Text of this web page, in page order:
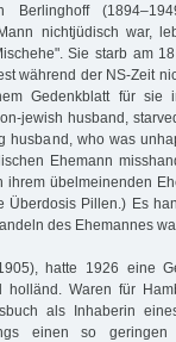
Berlinghoff
nichtjüdisch war,
Sie starb am
während der NS-Zeit
Gedenkblatt für sie
jewish husband,
husband, who was
Ehemann
übelmeinenden
Überdosis Pillen.) Es
des Ehemannes
hatte 1926 eine
Waren für
als Inhaberin
einen so geringen